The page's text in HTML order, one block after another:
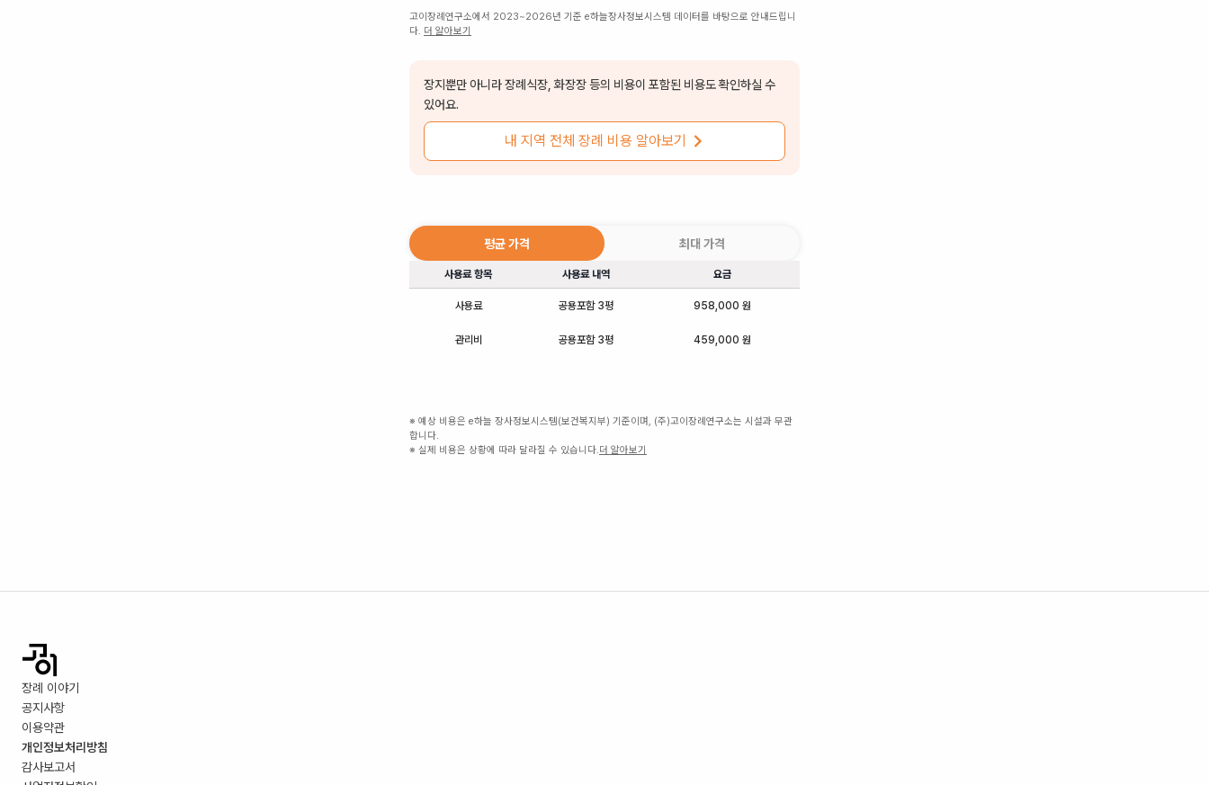
고이장례연구소에서 2023~2026년 기준 e하늘장사정보시스템 데이터를 바탕으로 안내드립니
다. 더 알아보기
장지뿐만 아니라 장례식장, 화장장 등의 비용이 포함된 비용도 확인하실 수
있어요.
내 지역 전체 장례 비용 알아보기
평균 가격 최대 가격
사용료 항목 사용료 내역 요금
사용료 공용포함 3평 958,000 원
관리비 공용포함 3평 459,000 원
※ 예상 비용은 e하늘 장사정보시스템(보건복지부) 기준이며, (주)고이장례연구소는 시설과 무관
합니다.
※ 실제 비용은 상황에 따라 달라질 수 있습니다.더 알아보기
장례 이야기
공지사항
이용약관
개인정보처리방침
감사보고서